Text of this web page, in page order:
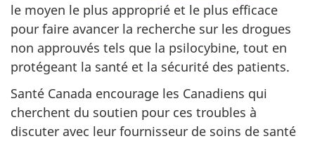
le moyen le plus approprié et le plus efficace
pour faire avancer la recherche sur les drogues
non approuvés tels que la psilocybine, tout en
protégeant la santé et la sécurité des patients.
Santé Canada encourage les Canadiens qui
cherchent du soutien pour ces troubles à
discuter avec leur fournisseur de soins de santé